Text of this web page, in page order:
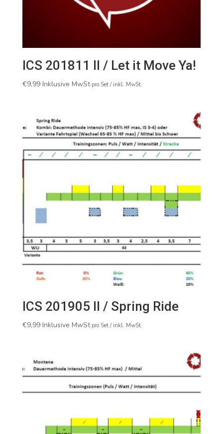
ICS 201811 II / Let it Move Ya!
€9,99 Inklusive MwStpro Set / inkl. MwSt.
ICS 201905 II / Spring Ride
€9,99 Inklusive MwStpro Set / inkl. MwSt.